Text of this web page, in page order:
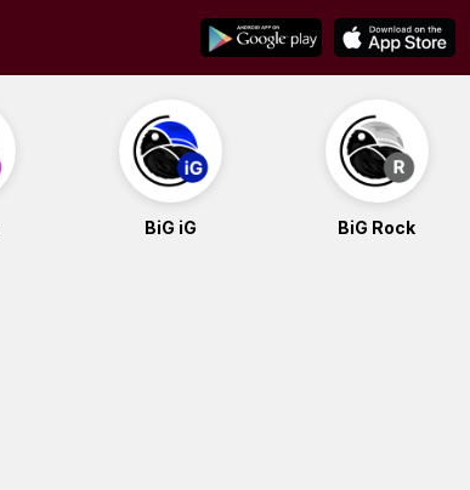
BiG iG BiG Rock